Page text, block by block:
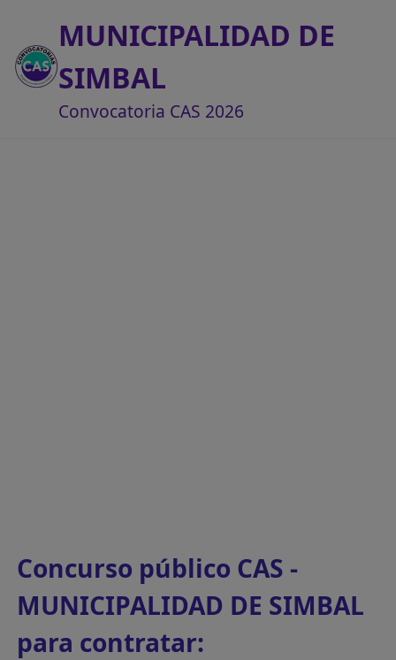
MUNICIPALIDAD DE
SIMBAL
Convocatoria CAS 2026
Concurso público CAS -
MUNICIPALIDAD DE SIMBAL
para contratar: